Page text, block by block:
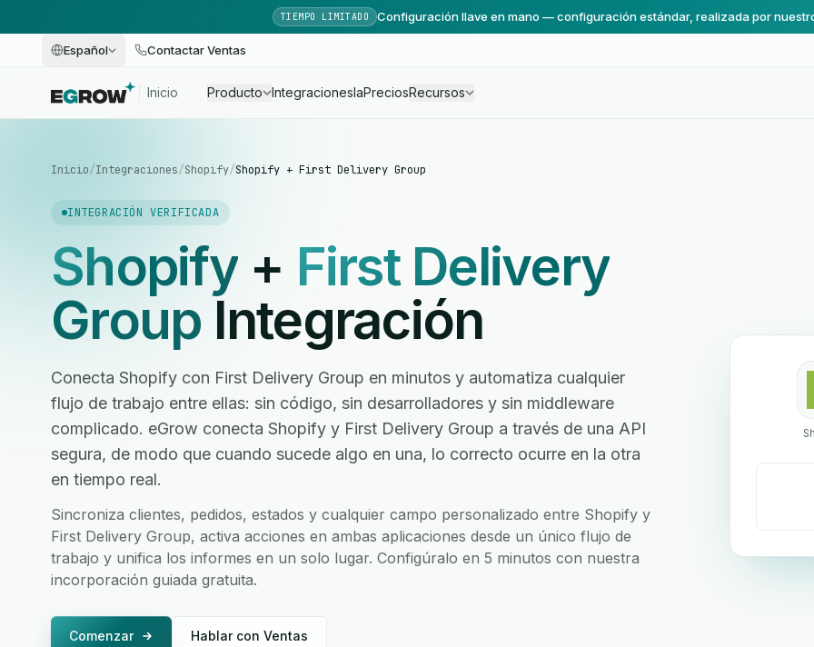
TIEMPO LIMITADO Configuración llave en mano — configuración estándar, realizada por
Español Contactar Ventas
Inicio Producto IntegracionesIaPreciosRecursos
Inicio/Integraciones/Shopify/Shopify + First Delivery Group
INTEGRACIÓN VERIFICADA
Shopify+ First Delivery
Group Integración
Conecta Shopify con First Delivery Group en minutos y automatiza cualquier
flujo de trabajo entre ellas: sin código, sin desarrolladores y sin middleware
complicado. eGrow conecta Shopify y First Delivery Group a través de una API
segura, de modo que cuando sucede algo en una, lo correcto ocurre en la otra
en tiempo real.
Sincroniza clientes, pedidos, estados y cualquier campo personalizado entre Shopify y
First Delivery Group, activa acciones en ambas aplicaciones desde un único flujo de
trabajo y unifica los informes en un solo lugar. Configúralo en 5 minutos con nuestra
incorporación guiada gratuita.
Comenzar Hablar con Ventas